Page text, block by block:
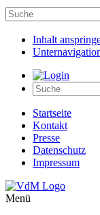
Inhalt
Startseite
Kontakt
Presse
Datenschutz
Impressum
Menü